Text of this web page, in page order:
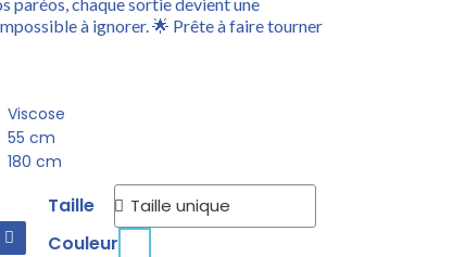
à ignorer. 🌟 Prête à faire tourner
Viscose
55 cm
180 cm
Taille
Couleur